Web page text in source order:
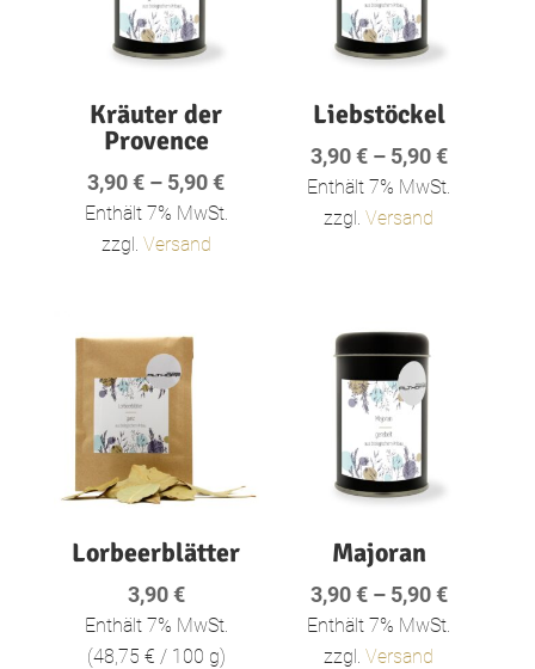
Kräuter der
Provence
3,90€ – 5,90€Preisspanne:
3,90 €
Enthält 7% MwSt.
zzgl. Versand
Liebstöckel
3,90€ – 5,90€
3,90 €
Enthält 7% MwSt.
zzgl.Versand
Lorbeerblätter
3,90€
Enthält 7% MwSt.
(48,75 € / 100 g)
Majoran
3,90€ – 5,90€
3,90 €
Enthält 7% MwSt.
zzgl.Versand